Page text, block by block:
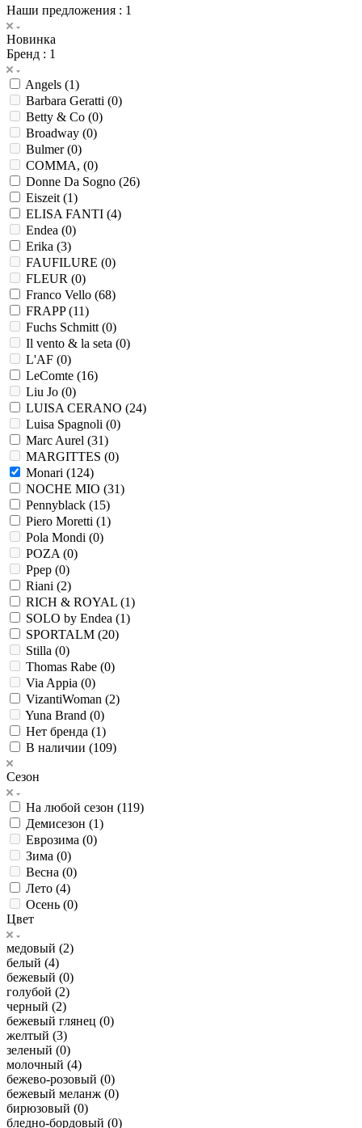
Наши предложения : 1
Новинка
Бренд : 1
Angels (1)
Barbara Geratti (0)
Betty & Co (0)
Broadway (0)
Bulmer (0)
COMMA, (0)
Donne Da Sogno (26)
Eiszeit (1)
ELISA FANTI (4)
Endea (0)
Erika (3)
FAUFILURE (0)
FLEUR (0)
Franco Vello (68)
FRAPP (11)
Fuchs Schmitt (0)
Il vento & la seta (0)
L'AF (0)
LeComte (16)
Liu Jo (0)
LUISA CERANO (24)
Luisa Spagnoli (0)
Marc Aurel (31)
MARGITTES (0)
Monari (124)
NOCHE MIO (31)
Pennyblack (15)
Piero Moretti (1)
Pola Mondi (0)
POZA (0)
Ppep (0)
Riani (2)
RICH & ROYAL (1)
SOLO by Endea (1)
SPORTALM (20)
Stilla (0)
Thomas Rabe (0)
Via Appia (0)
VizantiWoman (2)
Yuna Brand (0)
Нет бренда (1)
В наличии (109)
Сезон
На любой сезон (119)
Демисезон (1)
Еврозима (0)
Зима (0)
Весна (0)
Лето (4)
Осень (0)
Цвет
медовый (2)
белый (4)
бежевый (0)
голубой (2)
черный (2)
бежевый глянец (0)
желтый (3)
зеленый (0)
молочный (4)
бежево-розовый (0)
бежевый меланж (0)
бирюзовый (0)
бледно-бордовый (0)